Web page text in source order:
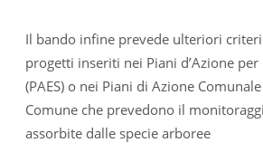
Il bando infine prevede ulteriori
progetti inseriti nei Piani d’Azione per
(PAES) o nei Piani di Azione
Comune che prevedono il
assorbite dalle specie arboree